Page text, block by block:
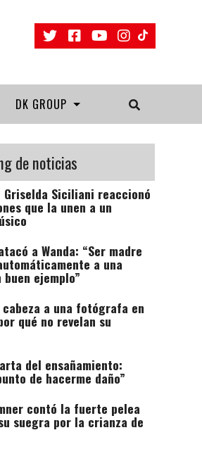
DK GROUP
de noticias
Griselda Siciliani reaccionó
que la unen a un
a Wanda: “Ser madre
a una
ejemplo”
a una fotógrafa en
qué no revelan su
del ensañamiento:
de hacerme daño”
contó la fuerte pelea
suegra por la crianza de